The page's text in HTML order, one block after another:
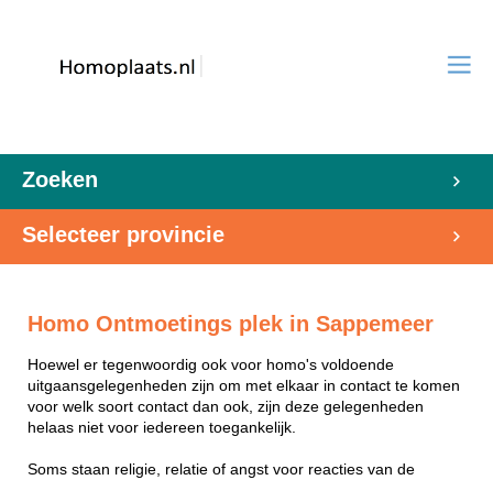
Zoeken
Selecteer provincie
Homo Ontmoetings plek in Sappemeer
Hoewel er tegenwoordig ook voor homo's voldoende
uitgaansgelegenheden zijn om met elkaar in contact te komen
voor welk soort contact dan ook, zijn deze gelegenheden
helaas niet voor iedereen toegankelijk.
Soms staan religie, relatie of angst voor reacties van de